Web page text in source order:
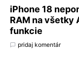
iPhone 18
RAM na všetky
funkcie
pridaj komentár